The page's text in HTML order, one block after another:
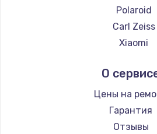
Polaroid
Carl Zeiss
Xiaomi
Kodak
О
Цены на
Гарантия
Отзывы